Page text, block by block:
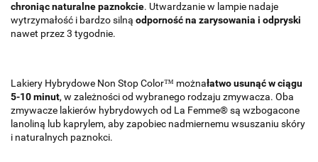
chroniąc naturalne paznokcie. Utwardzanie w lampie nadaje
wytrzymałość i bardzo silną odporność na zarysowania i odpryski
nawet przez 3 tygodnie.
Lakiery Hybrydowe Non Stop Color™ możnałatwo usunąć w ciągu
5-10 minut, w zależności od wybranego rodzaju zmywacza. Oba
zmywacze lakierów hybrydowych od La Femme® są wzbogacone
lanoliną lub kaprylem, aby zapobiec nadmiernemu wsuszaniu skóry
i naturalnych paznokci.